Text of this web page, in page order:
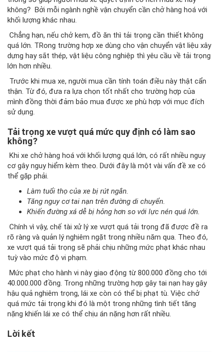
không? Bởi mỗi ngành nghề vận chuyển cần chở hàng hoá với
khối lượng khác nhau.
Chẳng hạn, nếu chở kem, đồ ăn thì tải trọng cần thiết không
quá lớn. TRong trường hợp xe dùng cho vận chuyển vật liệu xây
dựng hay sắt thép, vật liệu công nghiệp thì yêu cầu về tải trọng
lớn hơn nhiều.
Trước khi mua xe, người mua cần tính toán điều này thật cẩn
thận. Từ đó, đưa ra lựa chọn tốt nhất cho trường hợp của
mình đồng thời đảm bảo mua được xe phù hợp với mục đích
sử dụng.
Tải trọng xe vượt quá mức quy định có làm sao
không?
Khi xe chở hàng hoá với khối lượng quá lớn, có rất nhiều nguy
cơ gây nguy hiểm kèm theo. Dưới đây là một vài vấn đề xe có
thể gặp phải.
Làm tuổi thọ của xe bị rút ngắn.
Tăng nguy cơ tai nạn trên đường di chuyển.
Khiến đường xá dễ bị hỏng hơn so với lực nén quá lớn.
Chính vì vậy, chế tài xử lý xe vượt quá tải trọng đã được đề ra
rõ ràng và quản lý nghiêm ngặt trong nhiều năm qua. Theo đó,
xe vượt quá tải trọng sẽ phải chịu những mức phạt khác nhau
tuỳ vào mức độ vi phạm.
Mức phạt cho hành vi này giao động từ 800.000 đồng cho tới
40.000.000 đồng. Trong những trường hợp gây tai nạn hay gây
hậu quả nghiêm trọng, lái xe còn có thể bị phạt tù. Việc chở
quá mức tải trọng khi đó là một trong những tình tiết tăng
nặng khiến lái xe có thể chịu án nặng hơn rất nhiều.
Lời kết